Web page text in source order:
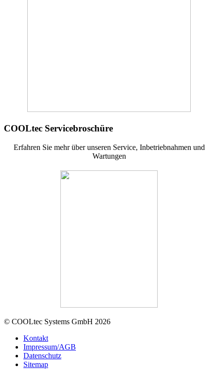
COOLtec Servicebroschüre
Erfahren Sie mehr über unseren Service, Inbetriebnahmen und
Wartungen
© COOLtec Systems GmbH 2026
Kontakt
Impressum/AGB
Datenschutz
Sitemap